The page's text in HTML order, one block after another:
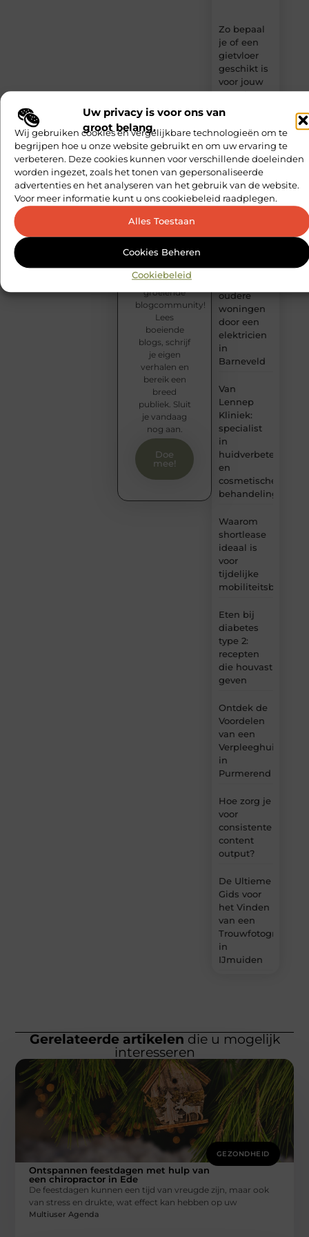
Uw privacy is voor ons van
groot belang.
Wij gebruiken cookies en vergelijkbare technologieën om te
begrijpen hoe u onze website gebruikt en om uw ervaring te
verbeteren. Deze cookies kunnen voor verschillende doeleinden
worden ingezet, zoals het tonen van gepersonaliseerde
advertenties en het analyseren van het gebruik van de website.
Voor meer informatie kunt u ons cookiebeleid raadplegen.
Alles Toestaan
Cookies Beheren
Cookiebeleid
Zo bepaal
je of een
gietvloer
geschikt is
voor jouw
woonkamer
bodem,
dan pas de
bouw
Slim kiezen
voor
Veilige
oudere
woningen
door een
elektricien
in
Barneveld
Van
Lennep
Kliniek:
specialist
in
huidverbetering
en
cosmetische
behandelingen
Waarom
shortlease
ideaal is
voor
tijdelijke
Eten bij
diabetes
type 2:
recepten
die houvast
geven
Ontdek de
Voordelen
van een
Verpleeghuis
in
Purmerend
Hoe zorg je
voor
consistente
content
output?
De Ultieme
Gids voor
het Vinden
van een
Trouwfotograaf
in
IJmuiden
Inspireer
Word
onderdeel
van een
groeiende
blogcommunity!
Lees
boeiende
blogs, schrijf
je eigen
verhalen en
bereik een
breed
publiek. Sluit
je vandaag
nog aan.
Doe
mee!
Gerelateerde artikelen die u mogelijk
interesseren
GEZONDHEID
Ontspannen feestdagen met hulp van
een chiropractor in Ede
De feestdagen kunnen een tijd van vreugde zijn, maar ook
van stress en drukte, wat effect kan hebben op uw
Multiuser Agenda